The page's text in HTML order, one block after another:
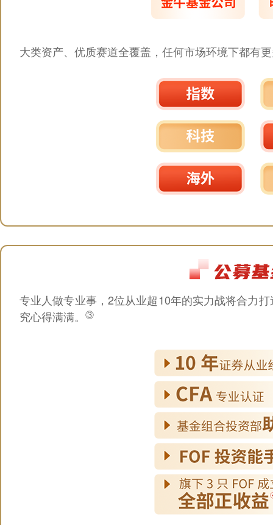
大类资产、优质赛道全覆盖，任何市场环境下都有
专业人做专业事，2位从业超10年的实力战将合力
究心得满满。
③